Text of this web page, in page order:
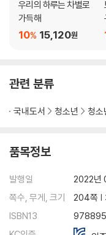
우리의 하루는 차별로
가득해
15,120원
10%
관련 분류
국내도서 청소년 청
품목정보
발행일
2022년
쪽수, 무게, 크기
204쪽 |
ISBN13